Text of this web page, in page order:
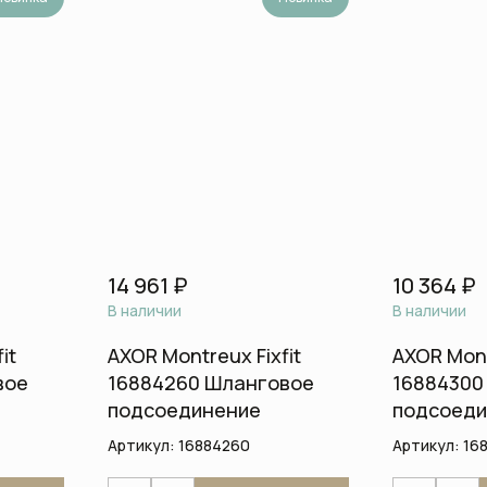
раковины
Высокие смесители для
раковины
Гигиенические души
Изливы
Напольные смесители для
ванны
14 961 ₽
В наличии
AXOR Montreux Fixfit
16884260 Шланговое
подсоединение
Артикул: 16884260
10 364 ₽
В наличии
AXOR
Артикул: